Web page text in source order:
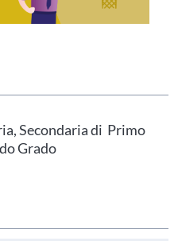
aggiorna le tue scuole in
Secondaria di Primo
Grado